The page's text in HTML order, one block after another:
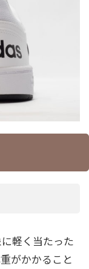
軽く当たった
がかかること